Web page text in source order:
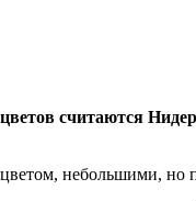
считаются
цветом, небольшими,